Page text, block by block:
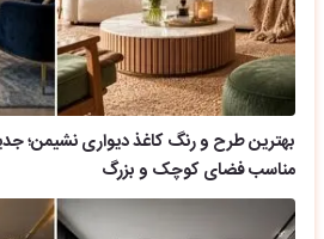
بهترین طرح و رنگ کاغذ دیواری نشیمن؛
مناسب فضای کوچک و بزرگ